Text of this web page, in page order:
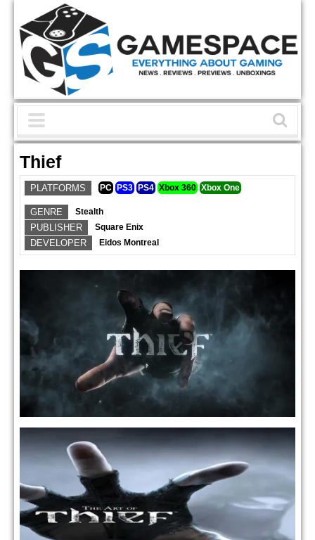
Thief
PLATFORMS PC PS3 PS4 Xbox 360 Xbox One
GENRE Stealth
PUBLISHER Square Enix
DEVELOPER Eidos Montreal